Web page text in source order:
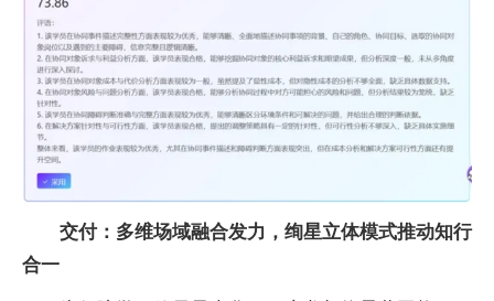
交付： 多维场域融合发力， 绚星立体模式推动知行
合一